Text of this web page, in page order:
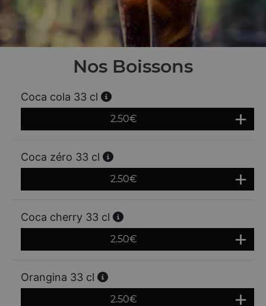
Nos Boissons
Coca cola 33 cl
2.50€
Coca zéro 33 cl
2.50€
Coca cherry 33 cl
2.50€
Orangina 33 cl
2.50€